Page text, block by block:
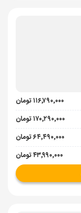
۱۱۶٬۷۹۰٬۰۰۰ تومان
۱۷۰٬۲۹۰٬۰۰۰ تومان
۶۴٬۴۹۰٬۰۰۰ تومان
۴۳٬۹۹۰٬۰۰۰ تومان